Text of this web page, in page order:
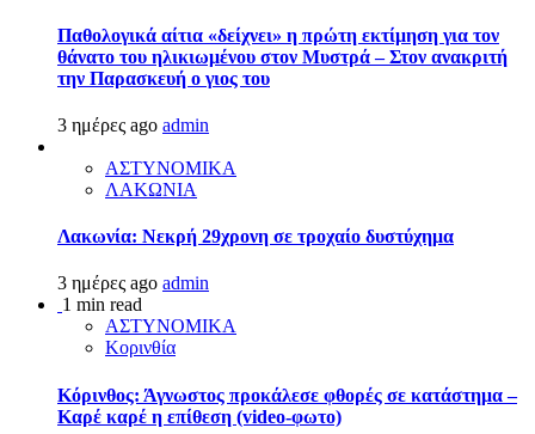
Παθολογικά αίτια «δείχνει» η πρώτη εκτίμηση για τον
θάνατο του ηλικιωμένου στον Μυστρά – Στον ανακριτή
την Παρασκευή ο γιος του
3 ημέρες ago admin
ΑΣΤΥΝΟΜΙΚΑ
ΛΑΚΩΝΙΑ
Λακωνία: Νεκρή 29χρονη σε τροχαίο δυστύχημα
3 ημέρες ago admin
1 min read
ΑΣΤΥΝΟΜΙΚΑ
Κορινθία
Κόρινθος: Άγνωστος προκάλεσε φθορές σε κατάστημα –
Καρέ καρέ η επίθεση (video-φωτο)